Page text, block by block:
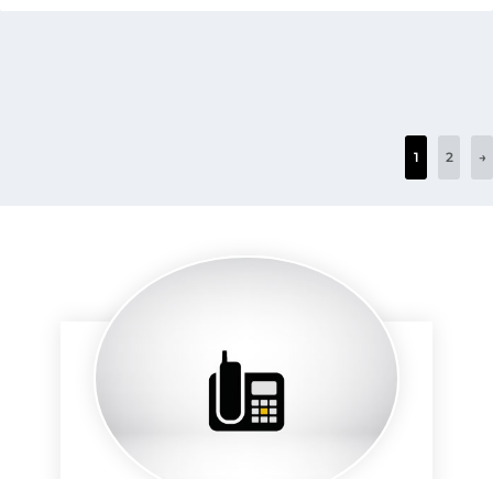
1 2 →